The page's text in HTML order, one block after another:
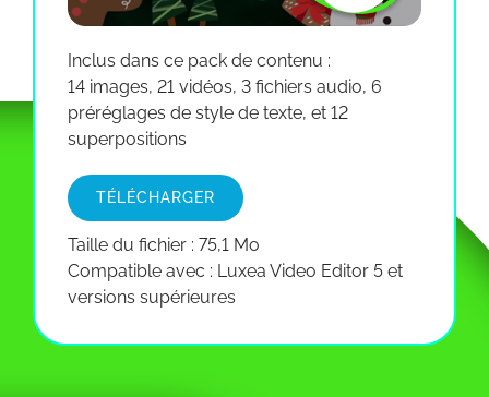
Inclus dans ce pack de contenu :
14 images, 21 vidéos, 3 fichiers audio, 6
préréglages de style de texte, et 12
superpositions
TÉLÉCHARGER
Taille du fichier : 75,1 Mo
Compatible avec : Luxea Video Editor 5 et
versions supérieures